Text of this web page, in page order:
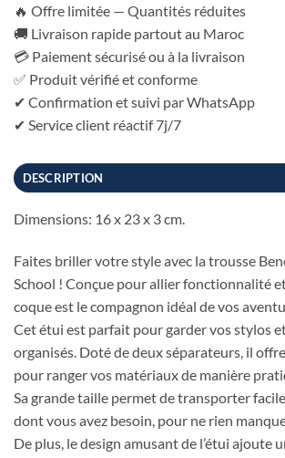
🔥 Offre limitée — Quantités réduites
🚚 Livraison rapide partout au Maroc
💳 Paiement sécurisé ou à la livraison
✅ Produit vérifié et conforme
✔ Confirmation et suivi par WhatsApp
✔ Service client réactif 7j/7
DESCRIPTION
Dimensions: 16 x 23 x 3 cm.
Faites briller votre style avec la trousse
School ! Conçue pour allier fonctionnalité
coque est le compagnon idéal de vos
Cet étui est parfait pour garder vos stylos
organisés. Doté de deux séparateurs, il offre
pour ranger vos matériaux de manière
Sa grande taille permet de transporter
dont vous avez besoin, pour ne rien
De plus, le design amusant de l’étui ajoute